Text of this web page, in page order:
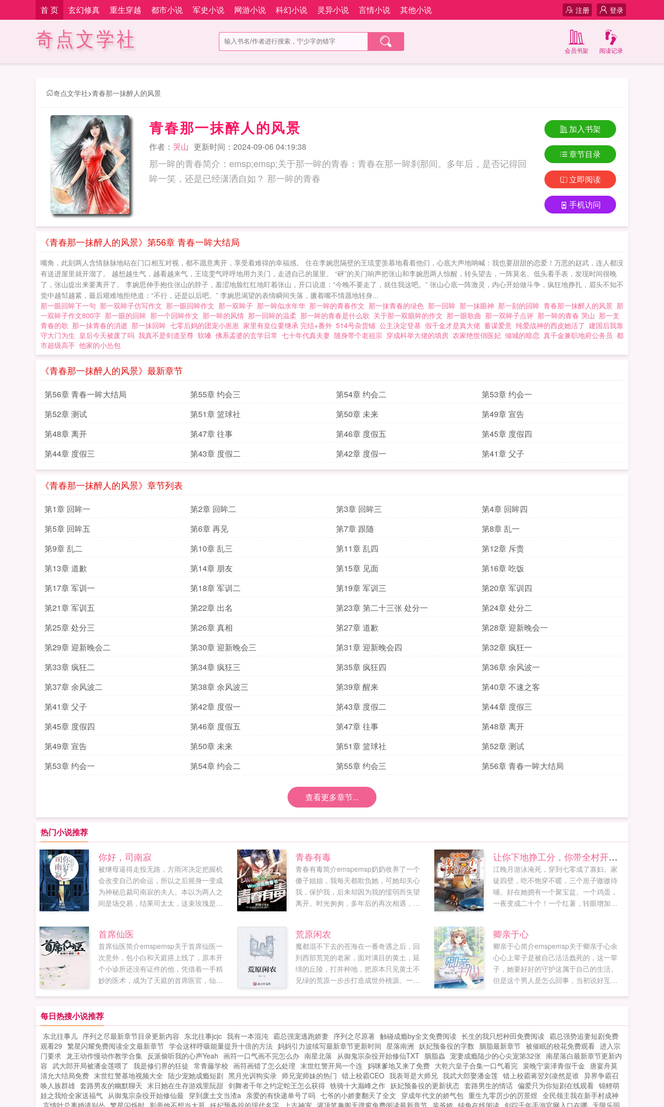
首 页 玄幻修真 重生穿越 都市小说 军史小说 网游小说 科幻小说 灵异小说 言情小说 其他小说 登录
注册
奇点文学社 阅读记录
会员书架
奇点文学社>青春那一抹醉人的风景
青春那一抹醉人的风景
作者： 哭山 更新时间：2024-09-06 04:19:38
那一眸的青春简介：emsp;emsp;关于那一眸的青春：青春在那一眸刹那间。多年后，是否记得回
眸一笑，还是已经潇洒自如？ 那一眸的青春
加入书架
章节目录
立即阅读
手机访问
《青春那一抹醉人的风景》第56章 青春一眸大结局
嘴角，此刻两人含情脉脉地站在门口相互对视，都不愿意离开，享受着难得的幸福感。 住在李婉思隔壁的王琉雯羡慕地看着他们，心底大声地呐喊：我也要甜甜的恋爱！万恶的赵武，连人都没
有送进屋里就开溜了。 越想越生气，越看越来气，王琉雯气呼呼地用力关门，走进自己的屋里。 “砰”的关门响声把张山和李婉思两人惊醒，转头望去，一阵莫名。低头看手表，发现时间很晚
了，张山提出来要离开了。 李婉思伸手抱住张山的脖子，羞涩地脸红红地盯着张山，开口说道：“今晚不要走了，就住我这吧。” 张山心底一阵激灵，内心开始做斗争，疯狂地挣扎，眉头不知不
觉中越邹越紧，最后艰难地拒绝道：“不行，还是以后吧。” 李婉思渴望的表情瞬间失落，撅着嘴不情愿地转身...
那一眼回眸下一句 那一双眸子仿写作文 那一眼回眸作文 那一双眸子 那一眸似水年华 那一眸的青春作文 那一抹青春的绿色 那一回眸 那一抹眼神 那一刻的回眸 青春那一抹醉人的风景 那
一双眸子作文800字 那一眼的回眸 那一个回眸作文 那一眸的风情 那一回眸的温柔 那一眸的青春是什么歌 关于那一双眼眸的作文 那一眼歌曲 那一双眸子点评 那一眸的青春 哭山 那一支
青春的歌 那一抹青春的消逝 那一抹回眸 七零后妈的团宠小崽崽 家里有皇位要继承 完结+番外 514号杂货铺 公主决定登基 假千金才是真大佬 蓄谋爱意 纯爱战神的西皮她活了 建国后我靠
守大门为生 皇后今天被废了吗 我真不是剑道至尊 软嗓 佛系孟婆的玄学日常 七十年代真夫妻 随身带个老祖宗 穿成科举大佬的填房 农家绝世俏医妃 倾城的暗恋 真千金兼职地府公务员 都
市超级高手 他家的小怂包
《青春那一抹醉人的风景》最新章节
第56章 青春一眸大结局 第55章 约会三 第54章 约会二
第53章 约会一
第52章 测试
第51章 篮球社 第50章 未来
第49章 宣告
第48章 离开
第47章 往事 第46章 度假五
第45章 度假四
第44章 度假三
第43章 度假二 第42章 度假一 第41章 父子
《青春那一抹醉人的风景》章节列表
第1章 回眸一 第2章 回眸二 第3章 回眸三
第4章 回眸四
第5章 回眸五
第6章 再见 第7章 跟随
第8章 乱一
第9章 乱二
第10章 乱三 第11章 乱四
第12章 斥责
第13章 道歉
第14章 朋友 第15章 见面
第16章 吃饭
第17章 军训一
第18章 军训二 第19章 军训三
第20章 军训四
第21章 军训五
第22章 出名 第23章 第二十三张 处分一
第24章 处分二
第25章 处分三
第26章 真相 第27章 道歉
第28章 迎新晚会一
第29章 迎新晚会二
第30章 迎新晚会三 第31章 迎新晚会四
第32章 疯狂一
第33章 疯狂二
第34章 疯狂三 第35章 疯狂四
第36章 余风波一
第37章 余风波二
第38章 余风波三 第39章 醒来
第40章 不速之客
第41章 父子
第42章 度假一 第43章 度假二
第44章 度假三
第45章 度假四
第46章 度假五 第47章 往事
第48章 离开
第49章 宣告
第50章 未来 第51章 篮球社
第52章 测试
第53章 约会一
第54章 约会二 第55章 约会三 第56章 青春一眸大结局
查看更多章节...
热门小说推荐
你好，司南寂
被继母逼得走投无路，方雨涔决定把握机
会改变自己的命运，所以之后摇身一变成
为神秘总裁司南寂的夫人。本以为两人之
间是场交易，结果司太太，这束玫瑰是司
戒。司太太，这栋别墅司先生吩咐除了您
谁都不能进。方雨涔无奈，只能亲自找到
他司先生，您这样用情不专似乎不太好
吧？不是传闻您心中一直都有白月光吗？
司南寂霸道地看着她那不如就借你打破这
个传闻如何？方雨涔如果您喜欢你好，司
青春有毒
青春有毒简介emspemsp奶奶收养了一个
傻子姐姐，我每天都欺负她，可她却关心
我，保护我，后来却因为我的懦弱而失望
离开。时光匆匆，多年后的再次相遇，一
让你下地挣工分，你带全村开工厂
江晚月游泳淹死，穿到七零成了寡妇。家
徒四壁，吃不饱穿不暖，三个崽子嗷嗷待
哺。好在她拥有一个聚宝盆。一个鸡蛋，
一夜变成二十个！一个红薯，转眼增加一
子，读大学，日子风生水起。好景不长，
死了的老公带着一个女人活着回来了，还
想夺走孩子抚养权。长子我爹死...
首席仙医
首席仙医简介emspemsp关于首席仙医一
次意外，包小白和天庭搭上线了，原本开
个小诊所还没有证件的他，凭借着一手精
妙的医术，成为了天庭的首席医官，仙药
平一瓶。哎，七仙女别跑啊，我这有美容
养颜的配方...
荒原闲农
魔都混不下去的苍海在一番奇遇之后，回
到西部荒芜的老家，面对满目的黄土，延
绵的丘陵，打井种地，把原本只见黄土不
见绿的荒原一步步打造成世外桃源。一条
卿亲于心
卿亲于心简介emspemsp关于卿亲于心余
心心上辈子是被自己活活蠢死的，这一辈
子，她要好好的守护这属于自己的生活。
但是这个男人是怎么回事，当初说好互惠
每日热搜小说推荐
东北往事儿 序列之尽最新章节目录更新内容 东北往事jcjc 我有一本混沌 霸总强宠逃跑娇妻 序列之尽原著 触碰成瘾by全文免费阅读 长生的我只想种田免费阅读 霸总强势追妻短剧免费
观看29 繁星闪耀免费阅读全文最新章节 学会这样呼吸能量提升十倍的方法 妈妈引力波续写最新章节更新时间 星落南洲 妖妃预备役的字数 胭脂最新章节 被催眠的校花免费观看 进入宗
门要求 龙王动作慢动作教学合集 反派偷听我的心声Yeah 画符一口气画不完怎么办 南星北落 从御鬼宗杂役开始修仙TXT 胭脂蟲 宠妻成瘾陆少的心尖宠第32张 南星落白最新章节更新内
容 武大郎开局被潘金莲喂了 我是修们界的狂徒 常青藤学校 画符画错了怎么处理 末世红警开局一个连 妈咪爹地又来了免费 大乾六皇子合集一口气看完 裴晚宁裴泽青假千金 唐宴舟莫
清允大结局免费 末世红警基地视频大全 陆少宠她成瘾短剧 黑月光训狗实录 师兄宠师妹的热门 错上校霸CEO 我表哥是大师兄 我武大郎娶潘金莲 错上校霸蒋翌刘凌然是谁 异界争霸召
唤人族群雄 套路男友的幽默聊天 末日她在生存游戏里阮甜 剑舞者千年之约定蛇王怎么获得 铁骑十大巅峰之作 妖妃预备役的更新状态 套路男生的情话 偏爱只为你短剧在线观看 锦鲤萌
娃之我给全家送福气 从御鬼宗杂役开始修仙最 穿到废土文当渣a 亲爱的有快递单号了吗 七爷的小娇妻翻天了全文 穿成年代文的娇气包 重生九零厉少的厉景煜 全民领主我在新手村成神
言情叶总离婚请别怂 繁星闪烁时 影帝他不想当大哥 妖妃预备役的现代名字 上古神宠 灌顶笔趣阁无弹窗免费阅读最新章节 裴爷娇 钝角在线阅读 剑踪千年手游官网入口在哪 无限乐园